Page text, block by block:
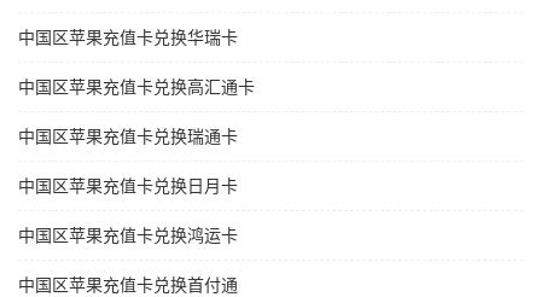
中国区苹果充值卡兑换华瑞卡
中国区苹果充值卡兑换高汇通卡
中国区苹果充值卡兑换瑞通卡
中国区苹果充值卡兑换日月卡
中国区苹果充值卡兑换鸿运卡
中国区苹果充值卡兑换首付通